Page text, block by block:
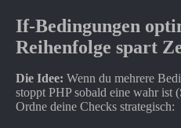
If-Bedingungen
Reihenfolge spart
Die Idee: Wenn du mehrere
stoppt PHP sobald eine wahr ist
Ordne deine Checks strategisch: